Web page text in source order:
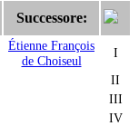
Successore:
Étienne François
de Choiseul
I
II
III
IV